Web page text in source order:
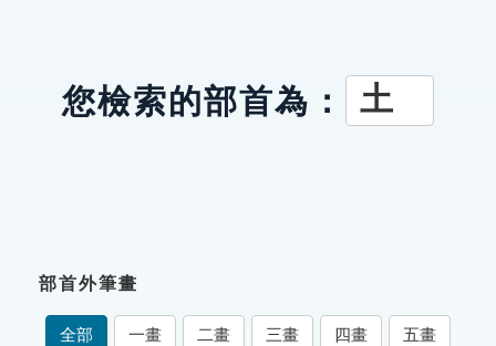
成語故事
索引選單
您檢索的部首為： 土
部首外筆畫
全部 一畫 二畫 三畫 四畫 五畫